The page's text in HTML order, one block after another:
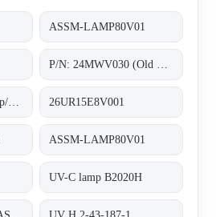
ASSM-LAMP80V01
26UR15E8V001
ASSM-LAMP80V01
UV-C lamp B2020H